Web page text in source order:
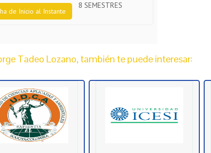
de Inicio al Instante
8 SEMESTRES
Tadeo Lozano, también te puede interesar: